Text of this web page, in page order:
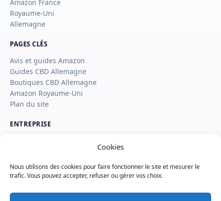
Cookies
Nous utilisons des cookies pour faire fonctionner le site et mesurer le
trafic. Vous pouvez accepter, refuser ou gérer vos choix.
Amazon France
Royaume-Uni
Allemagne
PAGES CLÉS
Avis et guides Amazon
Guides CBD Allemagne
Boutiques CBD Allemagne
Amazon Royaume-Uni
Plan du site
ENTREPRISE
Divulgation d’affiliation
Comment SaveSleuth gagne de l’argent
et les avis